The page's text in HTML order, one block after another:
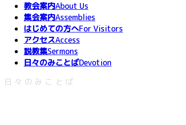
教会案内About Us
集会案内Assemblies
はじめての方へFor Visitors
アクセスAccess
説教集Sermons
日々のみことばDevotion
日々のみことば